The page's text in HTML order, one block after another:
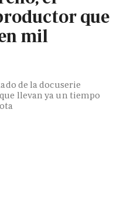
que
mil
de la docuserie
llevan ya un tiempo